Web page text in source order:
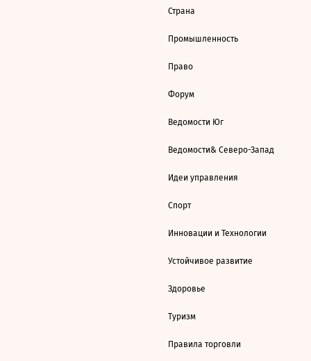
Страна
Промышленность
Право
Форум
Ведомости Юг
Ведомости& Северо-Запад
Идеи управления
Спорт
Инновации и Технологии
Устойчивое развитие
Здоровье
Туризм
Правила торговли